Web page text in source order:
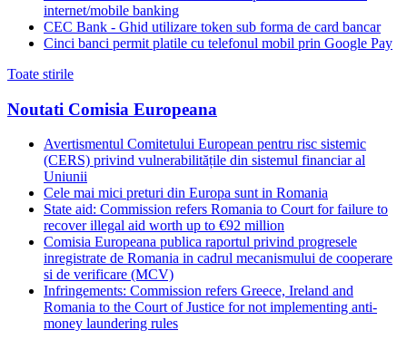
internet/mobile banking
CEC Bank - Ghid utilizare token sub forma de card bancar
Cinci banci permit platile cu telefonul mobil prin Google Pay
Toate stirile
Noutati Comisia Europeana
Avertismentul Comitetului European pentru risc sistemic
(CERS) privind vulnerabilitățile din sistemul financiar al
Uniunii
Cele mai mici preturi din Europa sunt in Romania
State aid: Commission refers Romania to Court for failure to
recover illegal aid worth up to €92 million
Comisia Europeana publica raportul privind progresele
inregistrate de Romania in cadrul mecanismului de cooperare
si de verificare (MCV)
Infringements: Commission refers Greece, Ireland and
Romania to the Court of Justice for not implementing anti-
money laundering rules